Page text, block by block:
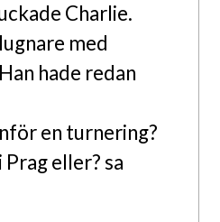
Charlie.
med
hade redan
en turnering?
eller? sa